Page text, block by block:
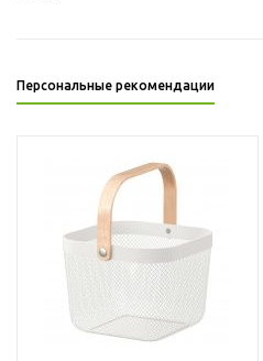
Персональные рекомендации